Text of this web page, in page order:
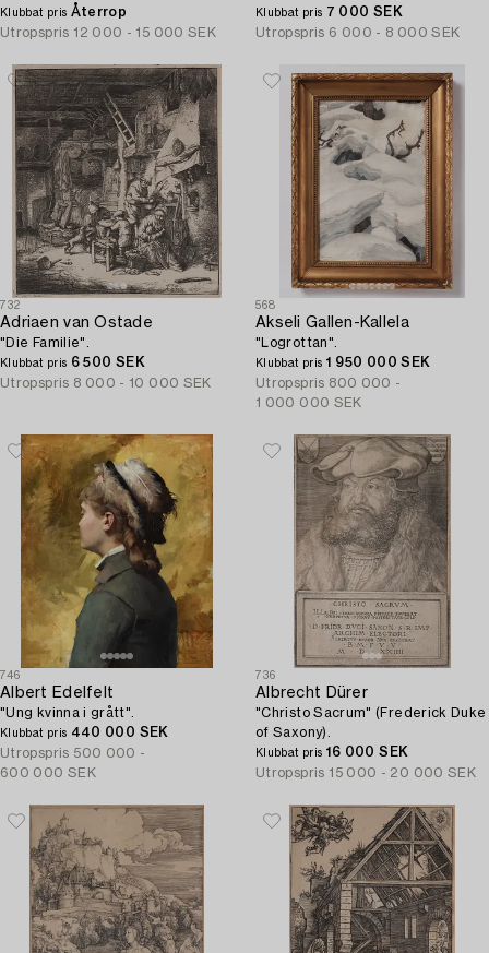
Klubbat pris Återrop
Utropspris 12 000 - 15 000 SEK
Klubbat pris 7 000 SEK
Utropspris 6 000 - 8 000 SEK
732
Adriaen van Ostade
"Die Familie".
Klubbat pris 6 500 SEK
Utropspris 8 000 - 10 000 SEK
568
Akseli Gallen-Kallela
"Logrottan".
Klubbat pris 1 950 000 SEK
Utropspris 800 000 -
1 000 000 SEK
746
Albert Edelfelt
"Ung kvinna i grått".
Klubbat pris 440 000 SEK
Utropspris 500 000 -
600 000 SEK
736
Albrecht Dürer
"Christo Sacrum" (Frederick Duke
of Saxony).
Klubbat pris 16 000 SEK
Utropspris 15 000 - 20 000 SEK